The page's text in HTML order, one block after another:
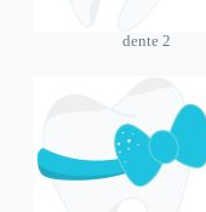
dente 2